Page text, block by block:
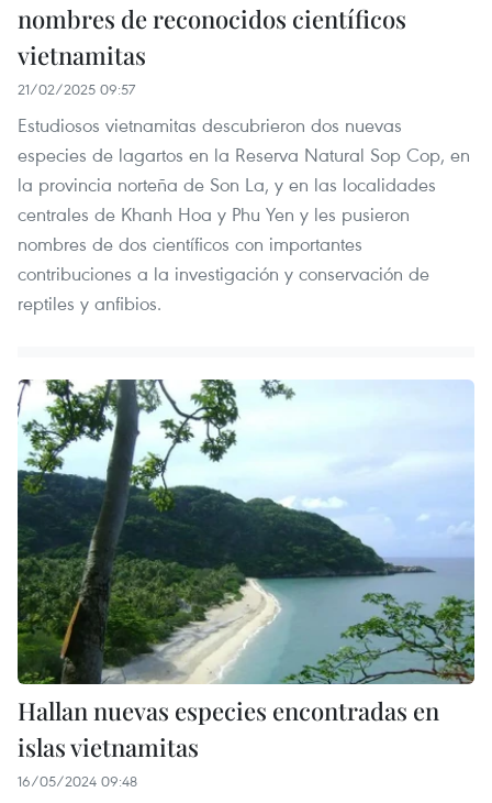
nombres de reconocidos científicos
vietnamitas
21/02/2025 09:57
Estudiosos vietnamitas descubrieron dos nuevas
especies de lagartos en la Reserva Natural Sop Cop, en
la provincia norteña de Son La, y en las localidades
centrales de Khanh Hoa y Phu Yen y les pusieron
nombres de dos científicos con importantes
contribuciones a la investigación y conservación de
reptiles y anfibios.
Hallan nuevas especies encontradas en
islas vietnamitas
16/05/2024 09:48